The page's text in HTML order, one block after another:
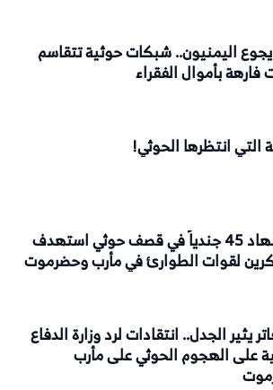
يجوع اليمنيون.. شبكات حوثية تتقاسم
فارهة بأموال الفقراء
التي انتظرها الحوثي!
استشهاد 45 جندياً في قصف حوثي استهدف
لقوات الطوارئ في مأرب وحضرموت
يثير الجدل.. انتقادات لرد وزارة الدفاع
على الهجوم الحوثي على مأرب